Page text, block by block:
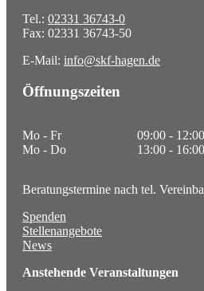
Zusatzangebot Clearing
Tel.: 02331 36743-0
Fax: 02331 36743-50
E-Mail: info@skf-hagen.de
Öffnungszeiten
Mo - Fr
Mo - Do
09:00 -
13:00 -
Beratungstermine nach tel.
Spenden
Stellenangebote
News
Anstehende Veranstaltungen